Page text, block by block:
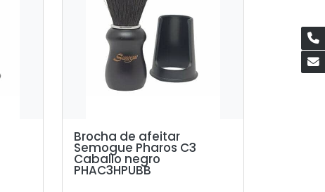
Brocha de afeitar
Semogue Pharos C3
Caballo negro
PHAC3HPUBB